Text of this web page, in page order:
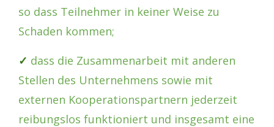
so dass Teilnehmer in keiner Weise zu
Schaden kommen;
✓ dass die Zusammenarbeit mit anderen
Stellen des Unternehmens sowie mit
externen Kooperationspartnern jederzeit
reibungslos funktioniert und insgesamt eine